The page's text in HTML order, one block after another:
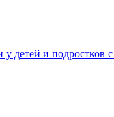
детей и подростков